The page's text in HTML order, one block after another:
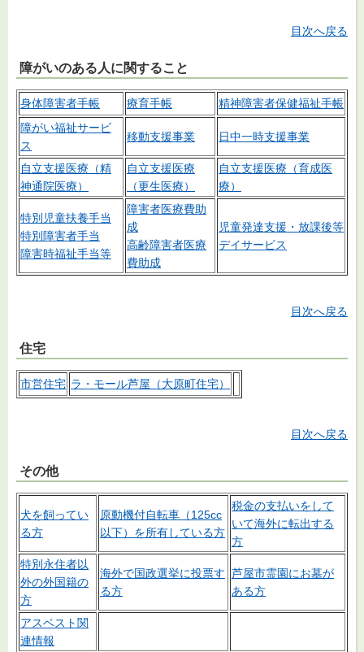
目次へ戻る
障がいのある人に関すること
身体障害者手帳 療育手帳
精神障害者保健福祉手帳
障がい福祉サービ
ス
移動支援事業 日中一時支援事業
自立支援医療（精
神通院医療）
自立支援医療
（更生医療）
自立支援医療（育成医
療）
特別児童扶養手当
特別障害者手当
障害時福祉手当等
障害者医療費助
成
高齢障害者医療
費助成
児童発達支援・放課後等
デイサービス
目次へ戻る
住宅
市営住宅 ラ・モール芦屋（大原町住宅）
目次へ戻る
その他
犬を飼ってい
る方
原動機付自転車（125cc
以下）を所有している方
税金の支払いをして
いて海外に転出する
方
特別永住者以
外の外国籍の
方
海外で国政選挙に投票す
る方
芦屋市霊園にお墓が
ある方
アスベスト関
連情報